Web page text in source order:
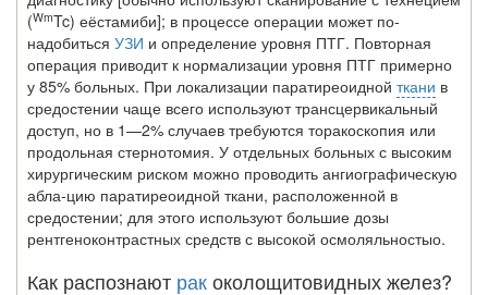
(WmTc) еёстамиби]; в процессе операции может по­
надобиться УЗИ и определение уровня ПТГ. Повторная
операция приводит к нор­мализации уровня ПТГ примерно
у 85% больных. При локализации паратиреоидной ткани в
средостении чаще всего используют трансцервикальный
доступ, но в 1—2% случаев требуются торакоскопия или
продольная стернотомия. У отдельных боль­ных с высоким
хирургическим риском можно проводить ангиографическую
абла-цию паратиреоидной ткани, расположенной в
средостении; для этого используют большие дозы
рентгеноконтрастных средств с высокой осмоляльностыо.
Как распознают ракоколощитовидных желез?